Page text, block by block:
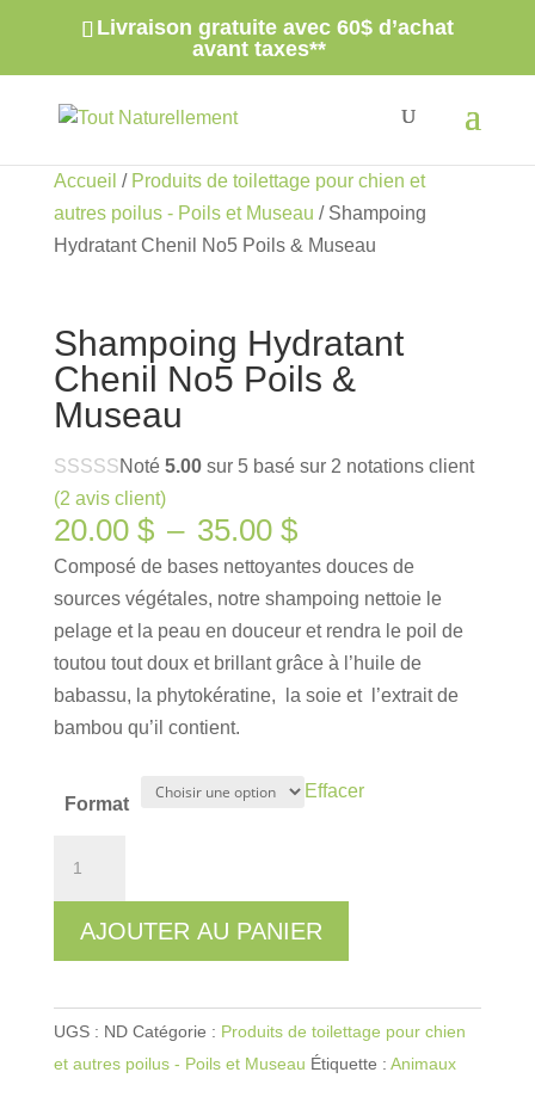
Livraison gratuite avec 60$ d’achat
avant taxes**
Accueil / Produits de toilettage pour chien et
autres poilus - Poils et Museau / Shampoing
Hydratant Chenil No5 Poils & Museau
Shampoing Hydratant
Chenil No5 Poils &
Museau
Noté 5.00sur 5 basé sur 2 notations client
(2 avis client)
20.00 $ – 35.00 $Plage
de
prix :
20.00 $
à
35.00 $
Composé de bases nettoyantes douces de
sources végétales, notre shampoing nettoie le
pelage et la peau en douceur et rendra le poil de
toutou tout doux et brillant grâce à l’huile de
babassu, la phytokératine, la soie et l’extrait de
bambou qu’il contient.
Format
Effacer
No5
Poils
&
AJOUTER AU PANIER
UGS : ND Catégorie : Produits de toilettage pour chien
et autres poilus - Poils et Museau Étiquette : Animaux